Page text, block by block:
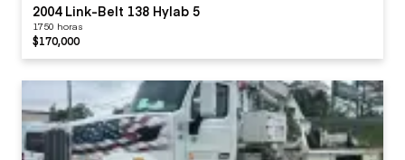
2004 Link-Belt 138 Hylab 5
1750 horas
$170,000